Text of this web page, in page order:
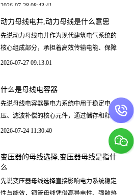
安全性。选择适配性强、导电性能优异且安
2026-07-28 08:43:41
动力母线电井,动力母线是什么意思
先说动力母线电井作为现代建筑电气系统的
核心组成部分，承担着高效传输电能、保障
用电安全的关键作用。其设计合理性、安装
2026-07-27 09:13:01
什么是母线电容器
先说母线电容器是电力系统中用于稳定电
压、滤波补偿的核心元件，通过储存和释放
电能提升系统效率，其性能直接影响电力设
2026-07-24 11:30:40
变压器的母线选择,变压器母线是指什
么
先说变压器母线选择直接影响电力系统稳定
性与能效，铜管母线凭借高导电性、强散热